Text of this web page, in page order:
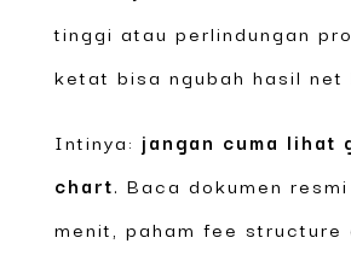
tinggi atau perlindungan
ketat bisa ngubah hasil net
Intinya: jangan cuma lihat
chart. Baca dokumen
menit, paham fee structure